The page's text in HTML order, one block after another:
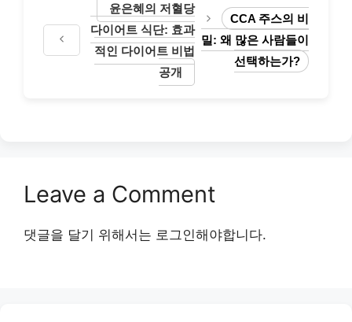
윤은혜의 저혈당
다이어트 식단: 효과
적인 다이어트 비법
공개
CCA 주스의 비
밀: 왜 많은 사람들이
선택하는가?
Leave a Comment
댓글을 달기 위해서는 로그인해야합니다.